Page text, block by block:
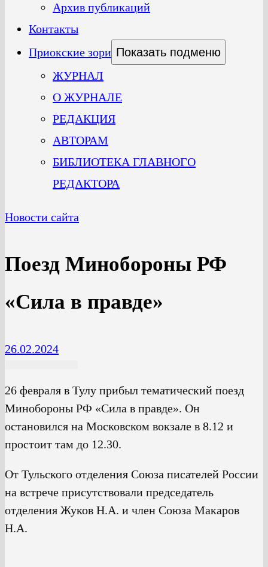
Архив публикаций
Контакты
Приокские зори Показать подменю
ЖУРНАЛ
О ЖУРНАЛЕ
РЕДАКЦИЯ
АВТОРАМ
БИБЛИОТЕКА ГЛАВНОГО
РЕДАКТОРА
Новости сайта
Поезд Минобороны РФ
«Сила в правде»
26.02.2024
26 февраля в Тулу прибыл тематический поезд
Минобороны РФ «Сила в правде». Он
остановился на Московском вокзале в 8.12 и
простоит там до 12.30.
От Тульского отделения Союза писателей России
на встрече присутствовали председатель
отделения Жуков Н.А. и член Союза Макаров
Н.А.